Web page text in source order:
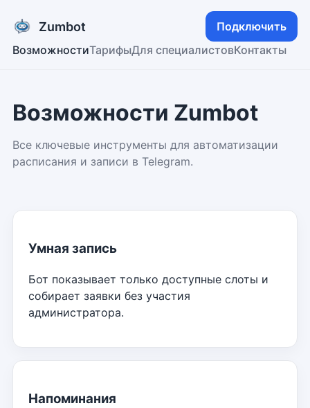
Zumbot
ВозможностиТарифыДля специалистовКонтакты
Подключить
Возможности Zumbot
Все ключевые инструменты для автоматизации
расписания и записи в Telegram.
Умная запись
Бот показывает только доступные слоты и
собирает заявки без участия
администратора.
Напоминания